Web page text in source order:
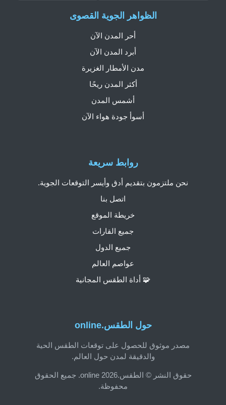
حول الطقس.online
مصدر موثوق للحصول على توقعات الطقس الحية
والدقيقة لمدن حول العالم.
حقوق النشر © الطقس.online 2026. جميع الحقوق
محفوظة.
روابط سريعة
نحن ملتزمون بتقديم أدق وأيسر التوقعات الجوية.
اتصل بنا
خريطة الموقع
جميع القارات
جميع الدول
عواصم العالم
🧩 أداة الطقس المجانية
الظواهر الجوية القصوى
أحر المدن الآن
أبرد المدن الآن
مدن الأمطار الغزيرة
أكثر المدن ريحًا
أشمس المدن
أسوأ جودة هواء الآن